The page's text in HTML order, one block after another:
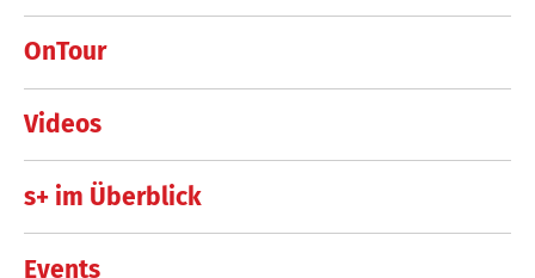
OnTour
Videos
s+ im Überblick
Events